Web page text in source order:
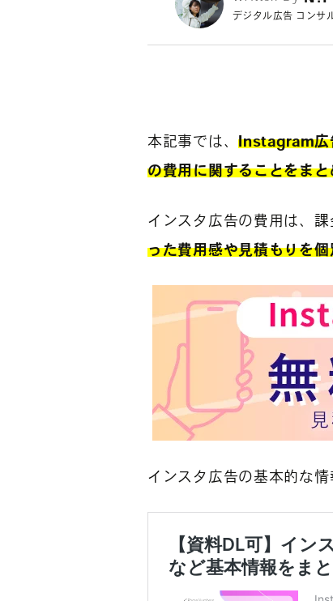
デジタル広告 コンサ
本記事では、Instagram広
の費用に関することをま
インスタ広告の費用は、
った費用感や見積もりを
インスタ広告の基本的な情